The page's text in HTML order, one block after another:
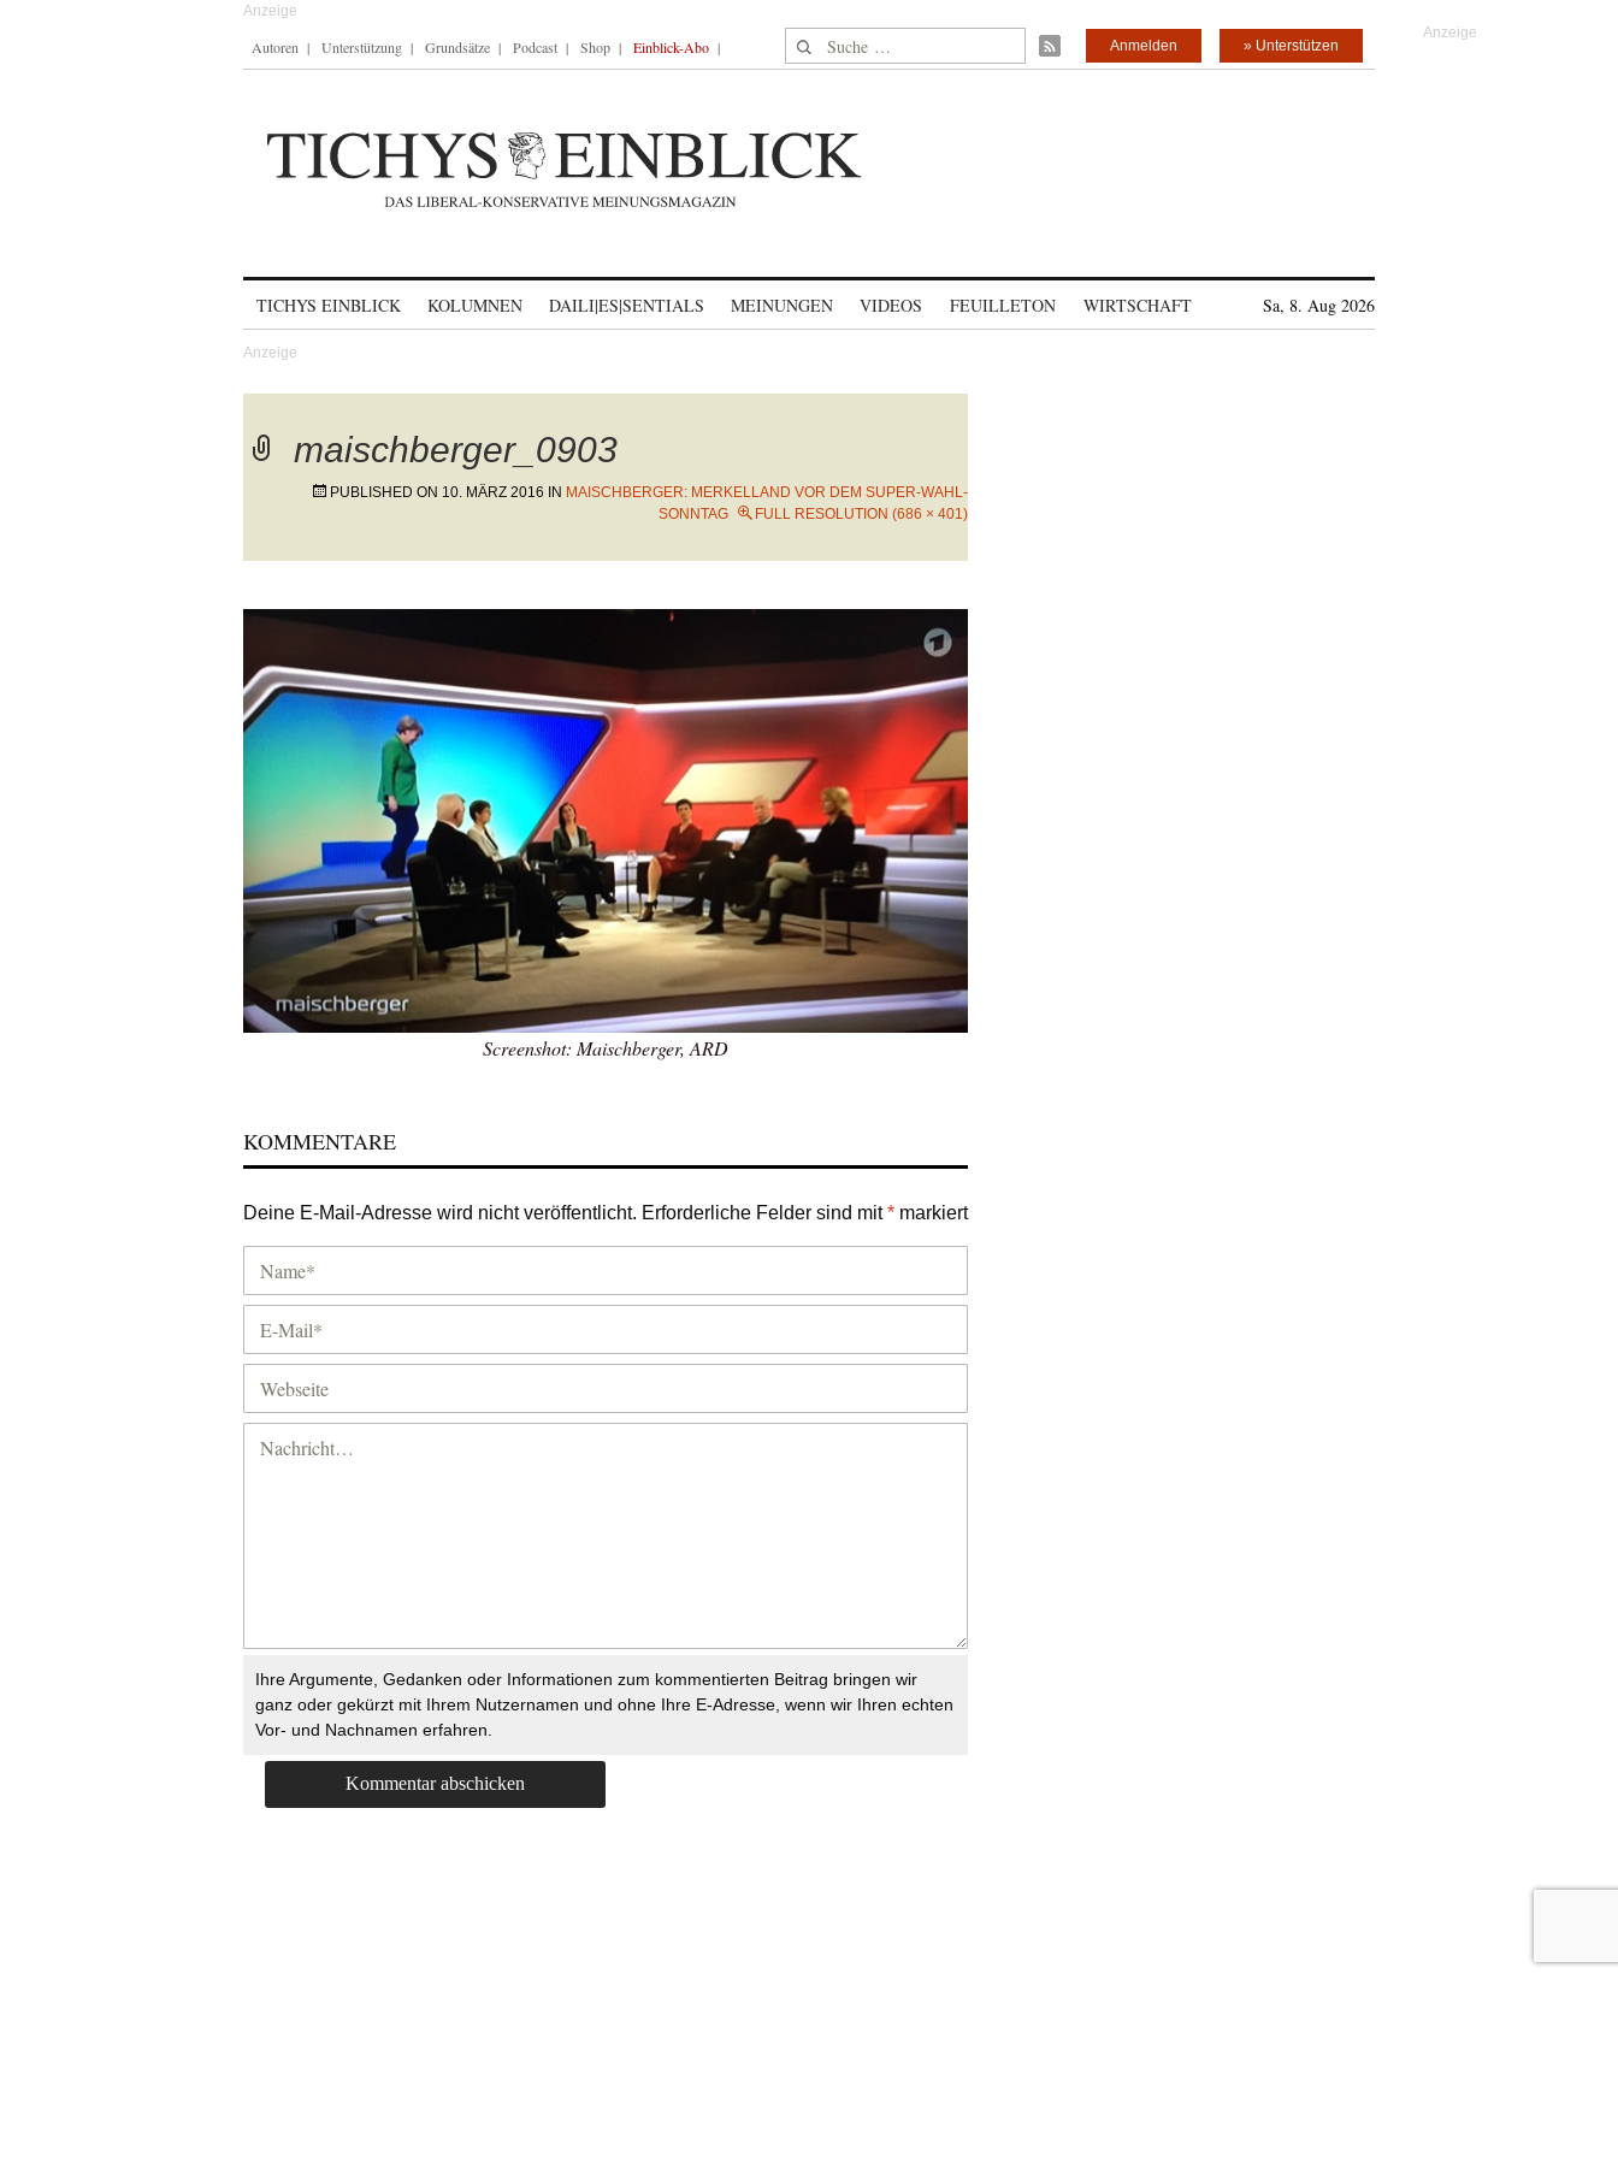
Autoren Unterstützung Grundsätze Podcast Shop Einblick-Abo Suche nach: » Unterstützen
Anmelden
TICHYS EINBLICK KOLUMNEN DAILI|ES|SENTIALS MEINUNGEN VIDEOS FEUILLETON WIRTSCHAFT Sa, 8. Aug 2026
maischberger_0903
PUBLISHED ON 10. MÄRZ 2016 IN MAISCHBERGER: MERKELLAND VOR DEM SUPER-WAHL-
SONNTAG
FULL RESOLUTION (686 × 401)
Screenshot: Maischberger, ARD
KOMMENTARE
Deine E-Mail-Adresse wird nicht veröffentlicht. Erforderliche Felder sind mit* markiert
Ihre Argumente, Gedanken oder Informationen zum kommentierten Beitrag bringen wir
ganz oder gekürzt mit Ihrem Nutzernamen und ohne Ihre E-Adresse, wenn wir Ihren echten
Vor- und Nachnamen erfahren.